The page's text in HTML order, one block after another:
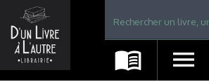
Librairie D'un livre à l'autre - Avranches
menu_book menu